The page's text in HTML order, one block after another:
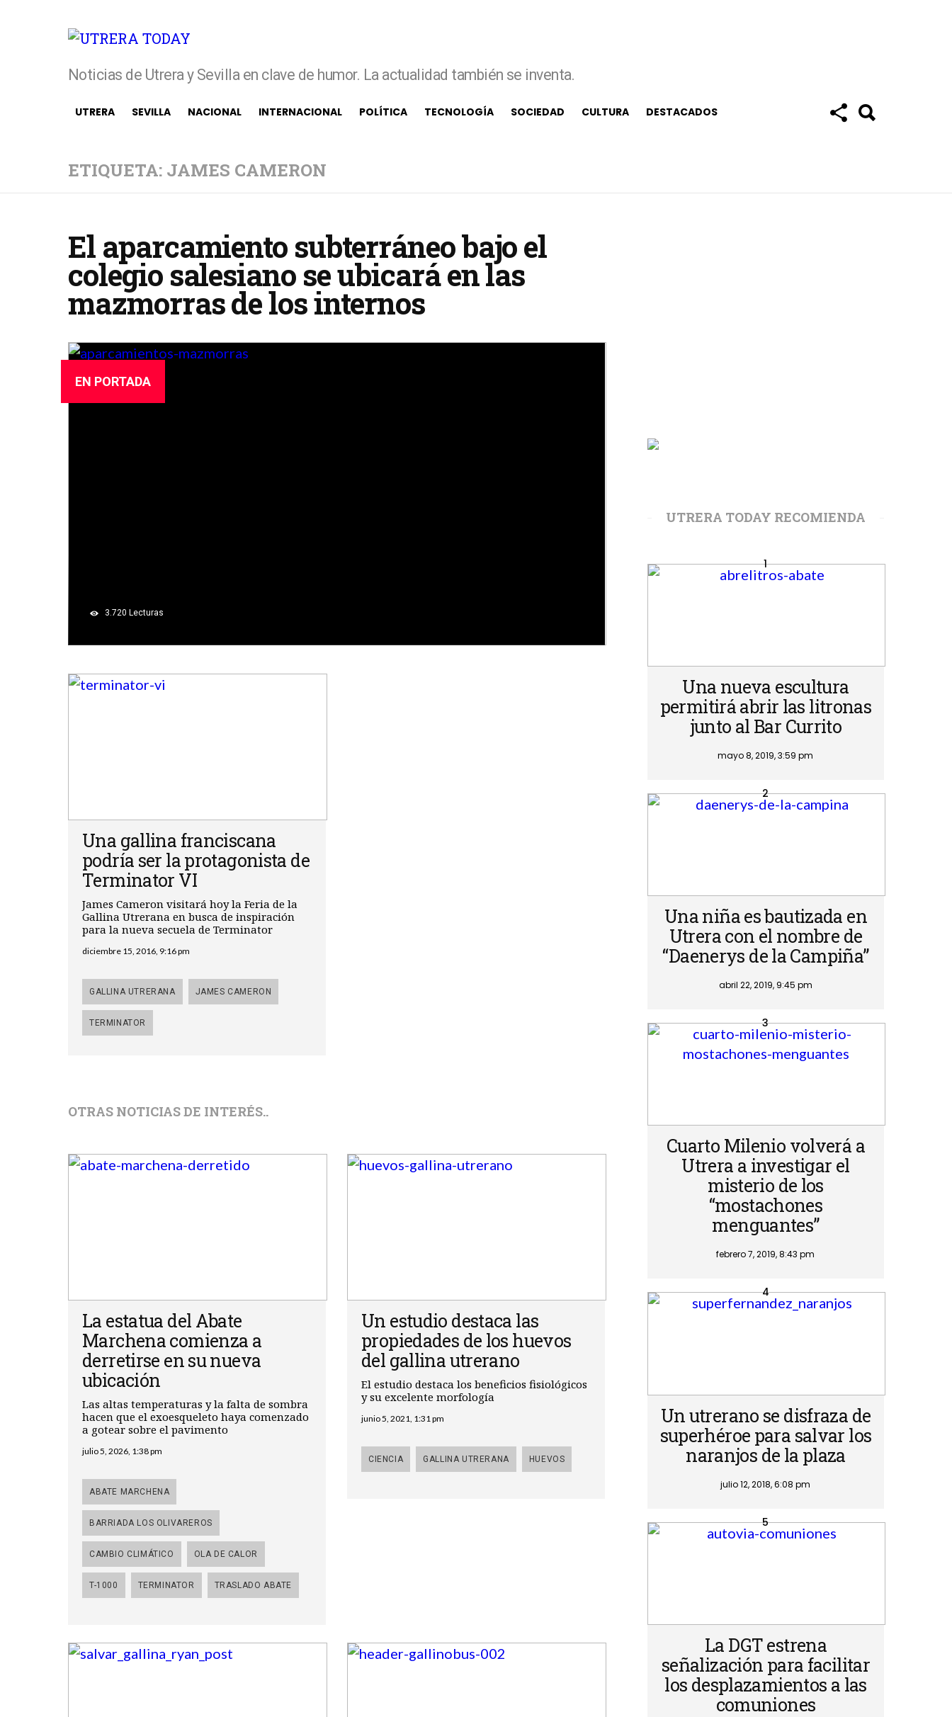
Noticias de Utrera y Sevilla en clave de humor. La actualidad también se inventa.
UTRERA SEVILLA NACIONAL INTERNACIONAL POLÍTICA TECNOLOGÍA SOCIEDAD CULTURA DESTACADOS
ETIQUETA: JAMES CAMERON
El aparcamiento subterráneo bajo el
colegio salesiano se ubicará en las
mazmorras de los internos
EN PORTADA
3.720 Lecturas
Una gallina franciscana
podría ser la protagonista de
Terminator VI
James Cameron visitará hoy la Feria de la
Gallina Utrerana en busca de inspiración
para la nueva secuela de Terminator
diciembre 15, 2016, 9:16 pm
GALLINA UTRERANA JAMES CAMERON
TERMINATOR
OTRAS NOTICIAS DE INTERÉS..
La estatua del Abate
Marchena comienza a
derretirse en su nueva
ubicación
Las altas temperaturas y la falta de sombra
hacen que el exoesqueleto haya comenzado
a gotear sobre el pavimento
julio 5, 2026, 1:38 pm
ABATE MARCHENA
BARRIADA LOS OLIVAREROS
CAMBIO CLIMÁTICO OLA DE CALOR
T-1000 TERMINATOR TRASLADO ABATE
Un estudio destaca las
propiedades de los huevos
del gallina utrerano
El estudio destaca los beneficios fisiológicos
y su excelente morfología
junio 5, 2021, 1:31 pm
CIENCIA GALLINA UTRERANA HUEVOS
UTRERA TODAY RECOMIENDA
Una nueva escultura
permitirá abrir las litronas
junto al Bar Currito
mayo 8, 2019, 3:59 pm
Una niña es bautizada en
Utrera con el nombre de
“Daenerys de la Campiña”
abril 22, 2019, 9:45 pm
Cuarto Milenio volverá a
Utrera a investigar el
misterio de los
“mostachones
menguantes”
febrero 7, 2019, 8:43 pm
Un utrerano se disfraza de
superhéroe para salvar los
naranjos de la plaza
julio 12, 2018, 6:08 pm
La DGT estrena
señalización para facilitar
los desplazamientos a las
comuniones